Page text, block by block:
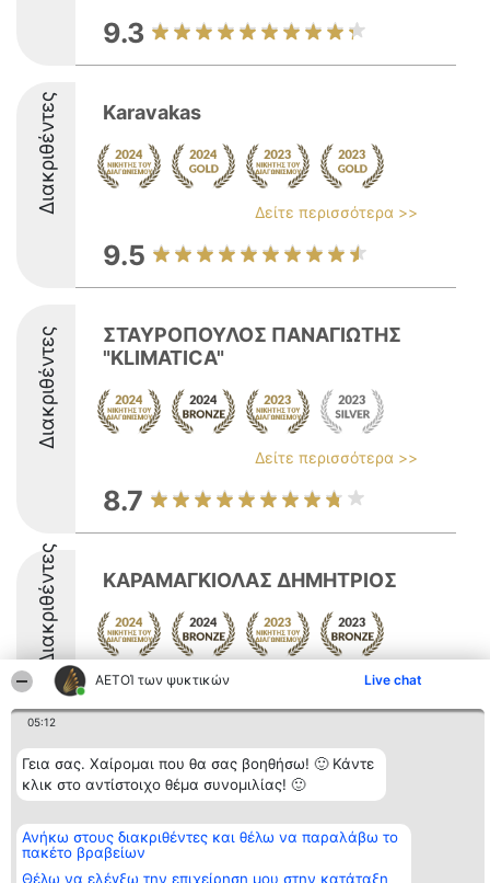
ΑΕΤΟΊ των ψυκτικών Live chat
05:12
Γεια σας. Χαίρομαι που θα σας βοηθήσω! 🙂 Κάντε
κλικ στο αντίστοιχο θέμα συνομιλίας! 🙂
Ανήκω στους διακριθέντες και θέλω να παραλάβω το
πακέτο βραβείων
Θέλω να ελέγξω την επιχείρηση μου στην κατάταξη
9.3
Διακριθέντες Karavakas
Δείτε περισσότερα >>
9.5
Διακριθέντες
ΣΤΑΥΡΟΠΟΥΛΟΣ ΠΑΝΑΓΙΩΤΗΣ
"KLIMATICA"
Δείτε περισσότερα >>
8.7
Διακριθέντες ΚΑΡΑΜΑΓΚΙΟΛΑΣ ΔΗΜΗΤΡΙΟΣ
8.6
Διοργανωτής της
κατάταξης
BEAUTIFUL COMPANY
ΤΗΛ. ΕΠΙΚΟΙΝΩΝΙΑΣ:
2104128019
email:
aetoi@beautifulcompany.co
Κατάταξη
Διακριθέντες
Λίστα όλων
διακριθέντων
Μεθοδολογία
προϋποθέσεις
Επικοινωνία